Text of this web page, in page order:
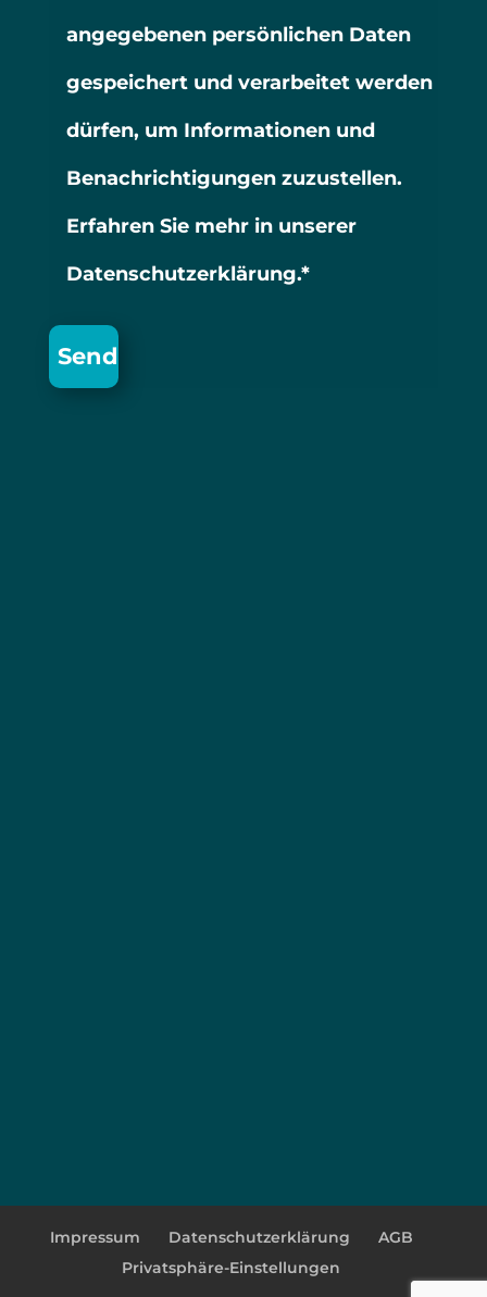
angegebenen persönlichen Daten
gespeichert und verarbeitet werden
dürfen, um Informationen und
Benachrichtigungen zuzustellen.
Erfahren Sie mehr in unserer
Datenschutzerklärung.*
Impressum Datenschutzerklärung
AGB
Privatsphäre-Einstellungen